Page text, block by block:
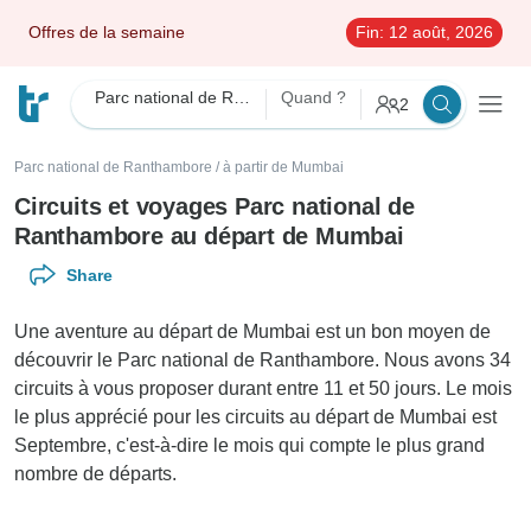
Offres de la semaine Fin: 12 août, 2026
Quand ? 2
Parc national de Ranthambore / à partir de Mumbai
Circuits et voyages Parc national de
Ranthambore au départ de Mumbai
Share
Une aventure au départ de Mumbai est un bon moyen de
découvrir le Parc national de Ranthambore. Nous avons 34
circuits à vous proposer durant entre 11 et 50 jours. Le mois
le plus apprécié pour les circuits au départ de Mumbai est
Septembre, c'est-à-dire le mois qui compte le plus grand
nombre de départs.